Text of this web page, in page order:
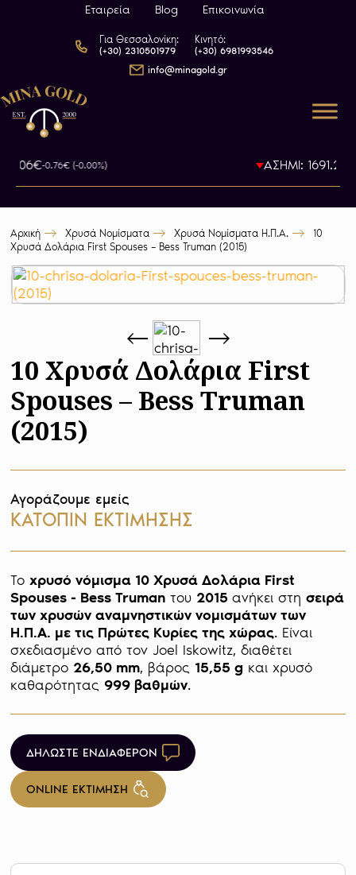
Εταιρεία Blog Επικοινωνία
Για Θεσσαλονίκη:
(+30) 2310501979
Κινητό:
(+30) 6981993546
info@minagold.gr
-0.76€ (-0.00%) ΑΣΗΜΙ: 1691.22€
Αρχική Χρυσά Νομίσματα Χρυσά Νομίσματα Η.Π.Α.
10
Χρυσά Δολάρια First Spouses – Bess Truman (2015)
10 Χρυσά Δολάρια First
Spouses – Bess Truman
(2015)
Αγοράζουμε εμείς
ΚΑΤΟΠΙΝ ΕΚΤΙΜΗΣΗΣ
Το χρυσό νόμισμα 10 Χρυσά Δολάρια First
Spouses - Bess Truman του 2015 ανήκει στη σειρά
των χρυσών αναμνηστικών νομισμάτων των
Η.Π.Α. με τις Πρώτες Κυρίες της χώρας. Είναι
σχεδιασμένο από τον Joel Iskowitz, διαθέτει
διάμετρο 26,50 mm, βάρος 15,55 g και χρυσό
καθαρότητας 999 βαθμών.
ΔΗΛΩΣΤΕ ΕΝΔΙΑΦΕΡΟΝ
ONLINE ΕΚΤΙΜΗΣΗ